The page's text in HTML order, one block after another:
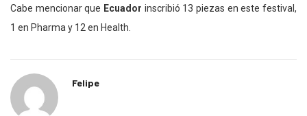
Cabe mencionar que Ecuador inscribió 13 piezas en este festival,
1 en Pharma y 12 en Health.
Felipe